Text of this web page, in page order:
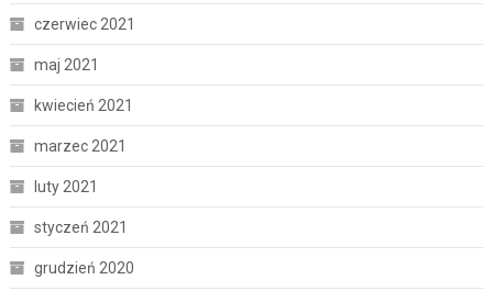
czerwiec 2021
maj 2021
kwiecień 2021
marzec 2021
luty 2021
styczeń 2021
grudzień 2020